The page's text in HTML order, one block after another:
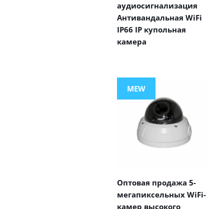
аудиосигнализация
Антивандальная WiFi
IP66 IP купольная
камера
MEW
Оптовая продажа 5-
мегапиксельных WiFi-
камер высокого